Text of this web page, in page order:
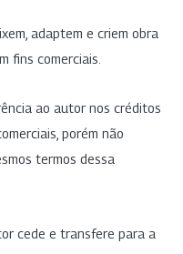
adaptem e criem obra
fins comerciais.
ao autor nos créditos
porém não
termos dessa
cede e transfere para a